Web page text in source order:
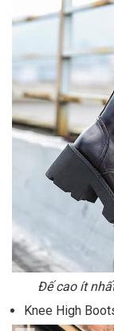
Đế cao ít
Knee High